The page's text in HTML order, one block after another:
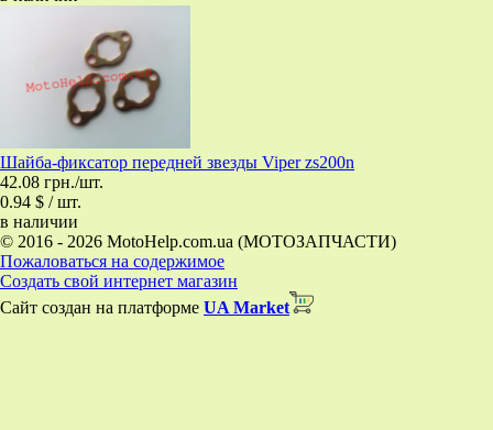
Шайба-фиксатор передней звезды Viper zs200n
42.08 грн./шт.
0.94 $ / шт.
в наличии
© 2016 - 2026 MotoHelp.com.ua (МОТОЗАПЧАСТИ)
Пожаловаться на содержимое
Создать свой интернет магазин
Сайт создан на платформе UA Market